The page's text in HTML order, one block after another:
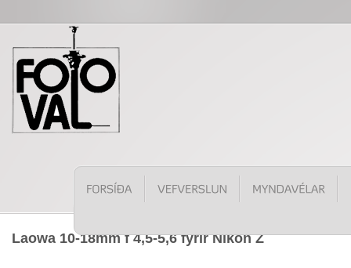
Laowa 10-18mm f 4,5-5,6 fyrir Nikon Z